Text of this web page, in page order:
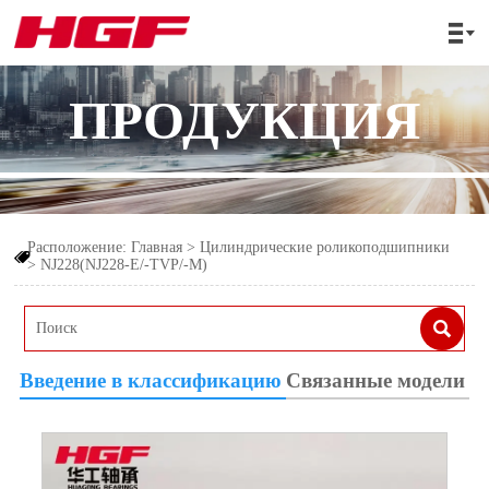

ПРОДУКЦИЯ

Расположение:Главная >Цилиндрические роликоподшипники
>NJ228(NJ228-E/-TVP/-M)

Введение в классификацию Связанные модели